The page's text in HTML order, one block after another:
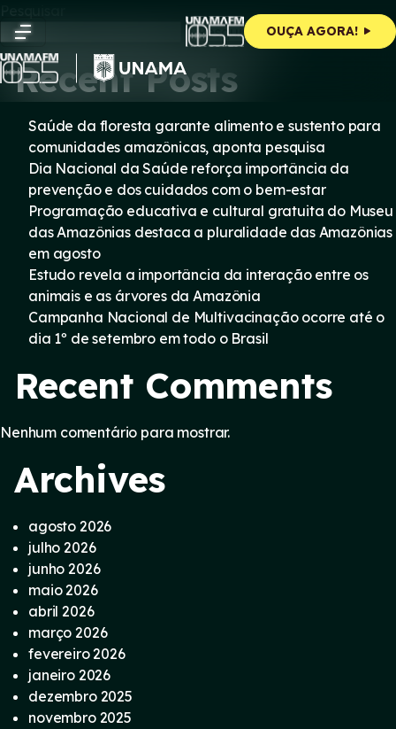
content
OUÇA AGORA!
Pesquisar
Pesquisar
Recent Posts
Saúde da floresta garante alimento e sustento para
comunidades amazônicas, aponta pesquisa
Dia Nacional da Saúde reforça importância da
prevenção e dos cuidados com o bem-estar
Programação educativa e cultural gratuita do Museu
das Amazônias destaca a pluralidade das Amazônias
em agosto
Estudo revela a importância da interação entre os
animais e as árvores da Amazônia
Campanha Nacional de Multivacinação ocorre até o
dia 1º de setembro em todo o Brasil
Recent Comments
Nenhum comentário para mostrar.
Archives
agosto 2026
julho 2026
junho 2026
maio 2026
abril 2026
março 2026
fevereiro 2026
janeiro 2026
dezembro 2025
novembro 2025